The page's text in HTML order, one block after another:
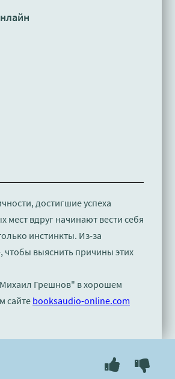
достигшие успеха
мест вдруг начинают вести себя
инстинкты. Из-за
чтобы выяснить причины этих
Грешнов" в хорошем
сайтеbooksaudio-online.com